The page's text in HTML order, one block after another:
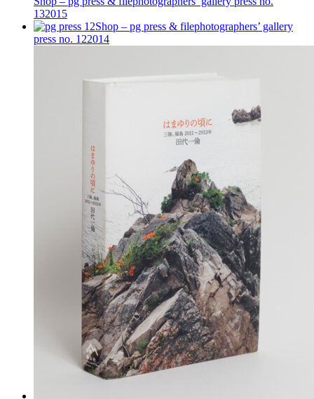
132015
Shop – pg press & filephotographers’ gallery
press no. 122014